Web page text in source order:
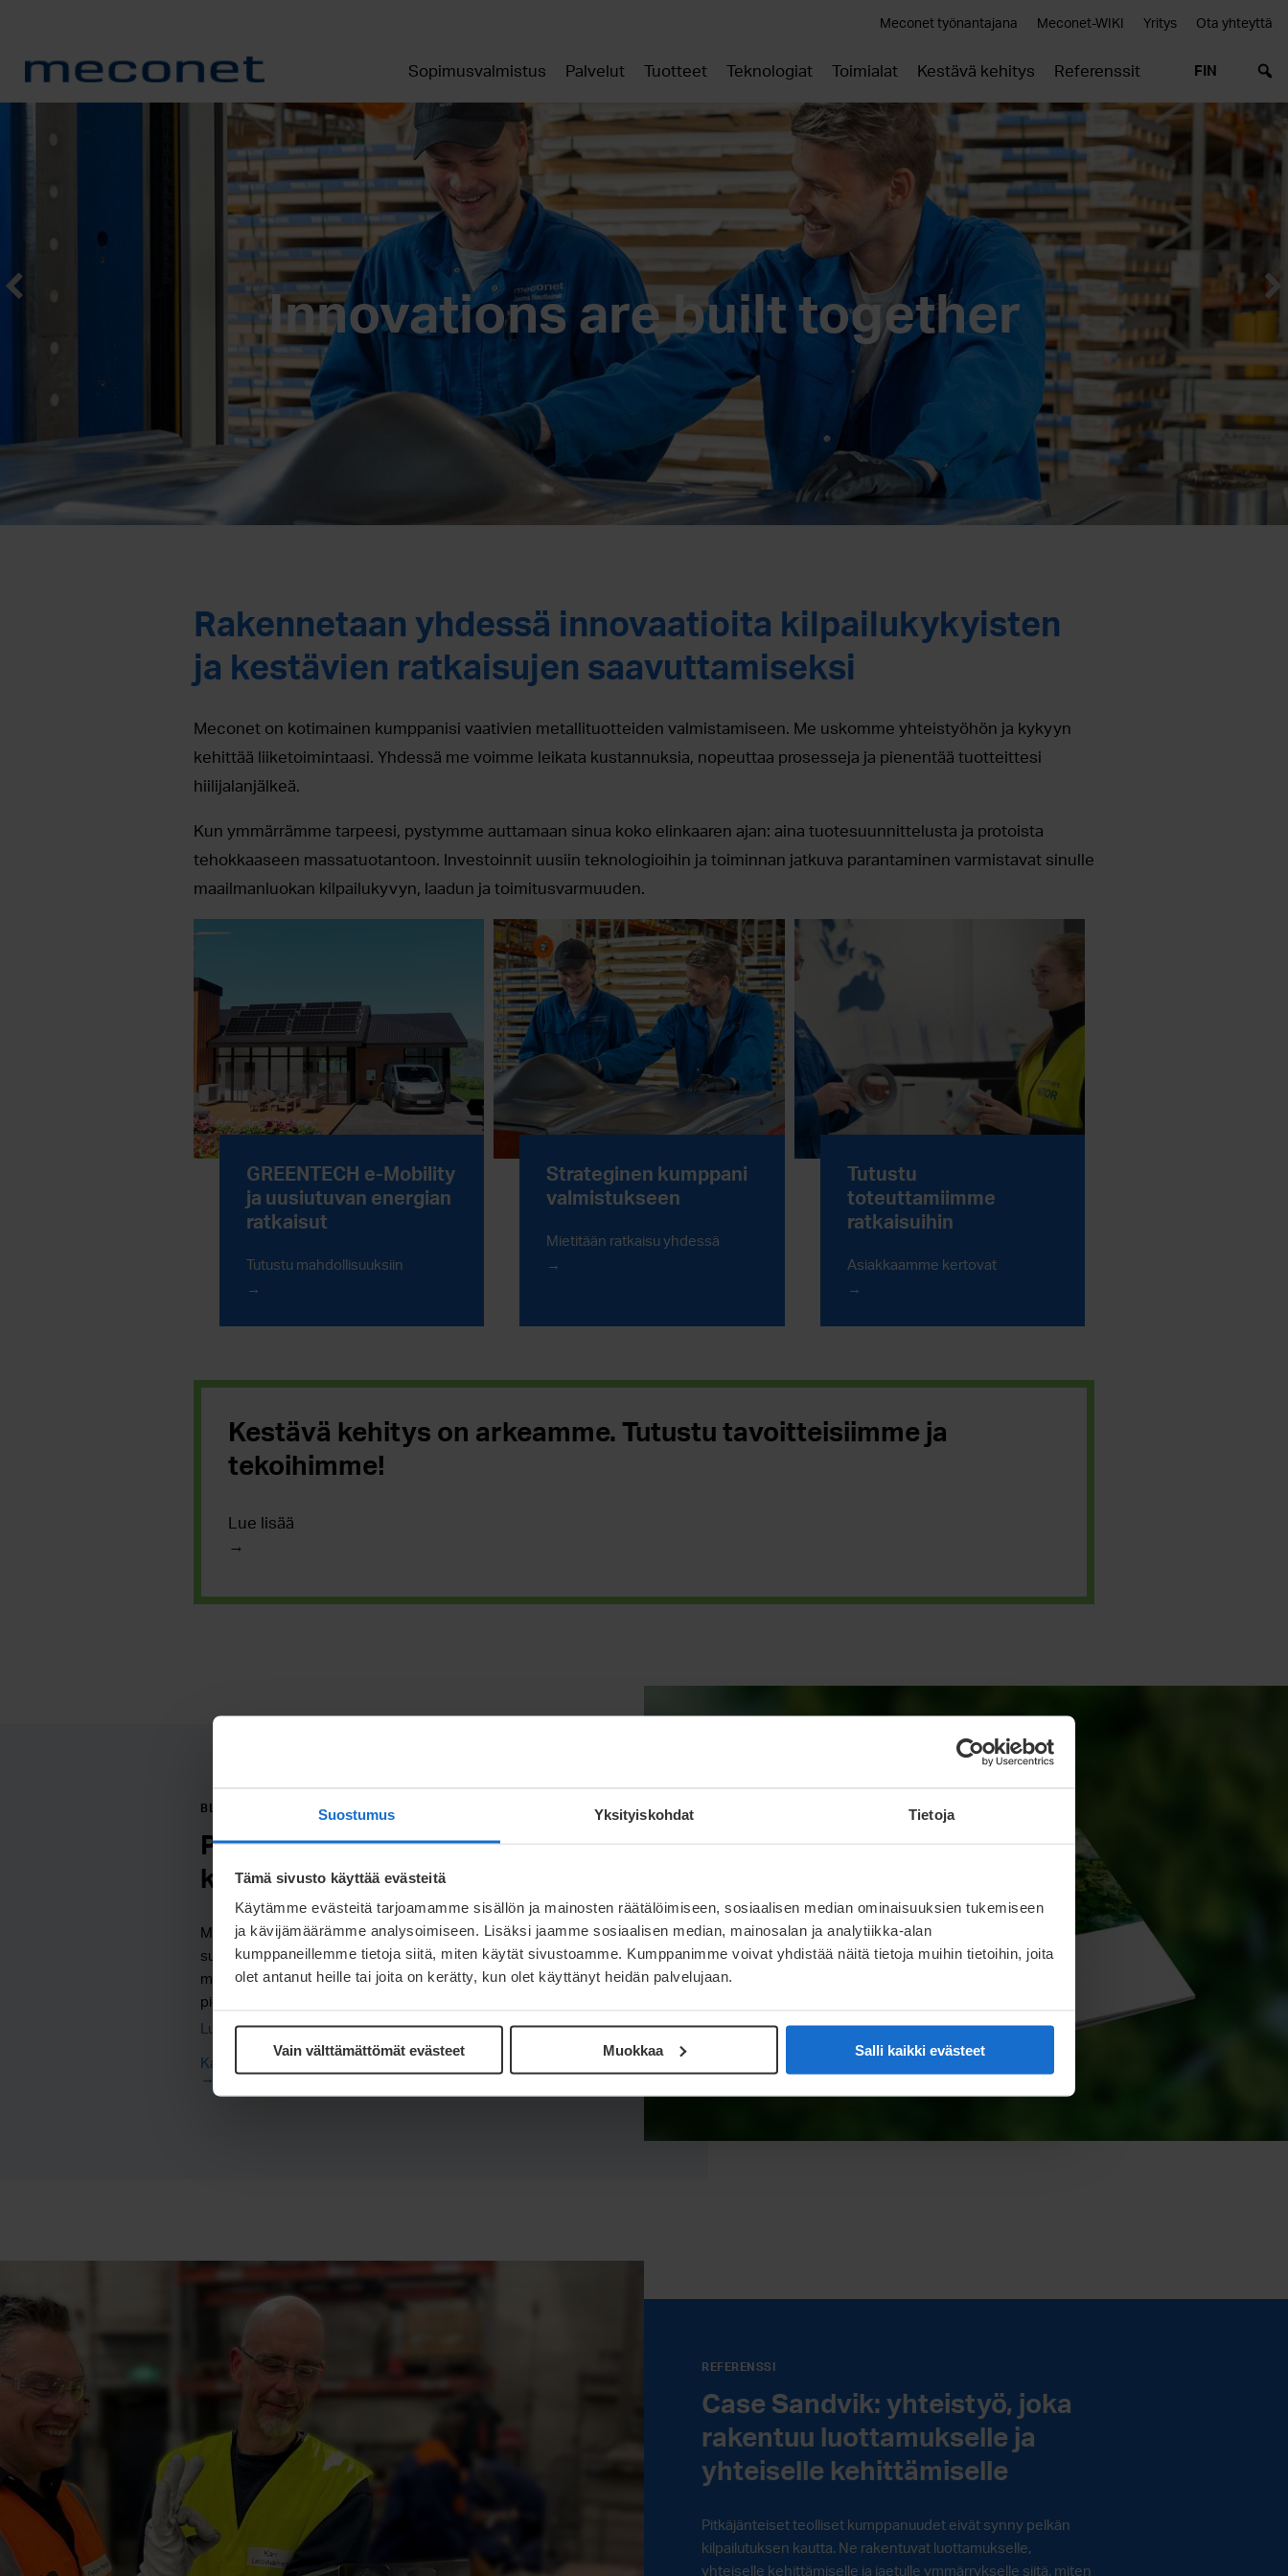
Suostumus Yksityiskohdat Tietoja
Tämä sivusto käyttää evästeitä
Käytämme evästeitä tarjoamamme sisällön ja mainosten räätälöimiseen, sosiaalisen median ominaisuuksien tukemiseen
ja kävijämäärämme analysoimiseen. Lisäksi jaamme sosiaalisen median, mainosalan ja analytiikka-alan
kumppaneillemme tietoja siitä, miten käytät sivustoamme. Kumppanimme voivat yhdistää näitä tietoja muihin tietoihin, joita
olet antanut heille tai joita on kerätty, kun olet käyttänyt heidän palvelujaan.
Vain välttämättömät evästeet Muokkaa Salli kaikki evästeet
Meconet työnantajana Meconet-WIKI Yritys Ota yhteyttä
Sopimusvalmistus Palvelut Tuotteet Teknologiat Toimialat Kestävä kehitys Referenssit FIN
Innovations are built together
Rakennetaan yhdessä innovaatioita kilpailukykyisten
ja kestävien ratkaisujen saavuttamiseksi
Meconet on kotimainen kumppanisi vaativien metallituotteiden valmistamiseen. Me uskomme yhteistyöhön ja kykyyn
kehittää liiketoimintaasi. Yhdessä me voimme leikata kustannuksia, nopeuttaa prosesseja ja pienentää tuotteittesi
hiilijalanjälkeä.
Kun ymmärrämme tarpeesi, pystymme auttamaan sinua koko elinkaaren ajan: aina tuotesuunnittelusta ja protoista
tehokkaaseen massatuotantoon. Investoinnit uusiin teknologioihin ja toiminnan jatkuva parantaminen varmistavat sinulle
maailmanluokan kilpailukyvyn, laadun ja toimitusvarmuuden.
GREENTECH e-Mobility
ja uusiutuvan energian
ratkaisut
Tutustu mahdollisuuksiin
Strateginen kumppani
valmistukseen
Mietitään ratkaisu yhdessä
Tutustu
toteuttamiimme
ratkaisuihin
Asiakkaamme kertovat
Kestävä kehitys on arkeamme. Tutustu tavoitteisiimme ja
tekoihimme!
Lue lisää
BLOGI
Päästövähennystyö jatkuu –
katse uusissa ratkaisuissa
Meconetin päästövähennystyö etenee edelleen
suunnitelmallisesti. Viime vuosina olemme ottaneet
merkittäviä askelia oman toimintamme päästöjen
pienentämisessä, ja työ jatkuu nyt entistä enemmän uusien
ratkaisujen, energiatehokkuuden ja koko arvoketjun
kehittämisen kautta.
Lue lisää
Katso kaikki blogit
REFERENSSI
Case Sandvik: yhteistyö, joka
rakentuu luottamukselle ja
yhteiselle kehittämiselle
Pitkäjänteiset teolliset kumppanuudet eivät synny pelkän
kilpailutuksen kautta. Ne rakentuvat luottamukselle,
yhteiselle kehittämiselle ja jaetulle ymmärrykselle siitä, miten